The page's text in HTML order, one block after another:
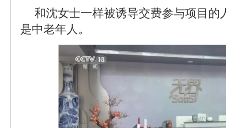
和沈女士一样被诱导交费参与项目的
是中老年人。